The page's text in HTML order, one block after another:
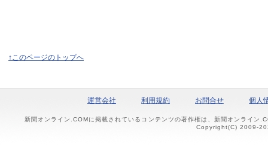
↑このページのトップへ
運営会社 利用規約 お問合せ 個人
新聞オンライン.COMに掲載されているコンテンツの著作権は、新聞オンライン
Copyright(C) 2009-